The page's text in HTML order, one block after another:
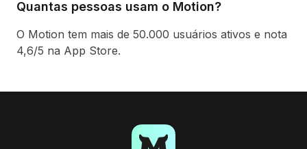
Quantas pessoas usam o Motion?
O Motion tem mais de 50.000 usuários ativos e nota
4,6/5 na App Store.